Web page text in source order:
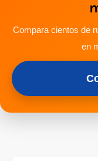
Compara cientos de
en